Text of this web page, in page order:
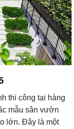
thi công tại hàng
mẫu sân vườn
lớn. Đây là một